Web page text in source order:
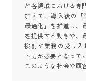
ど各領域における専
加えて、導入後の
最適化」を推進し、
を提供する動きや、
検討や業務の受け
ト力が必要となって
このような社会や顧